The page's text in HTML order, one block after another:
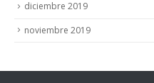
diciembre 2019
noviembre 2019